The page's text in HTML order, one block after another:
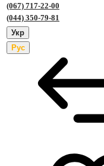
(067) 717-22-00
(044) 350-79-81
Укр
Рус